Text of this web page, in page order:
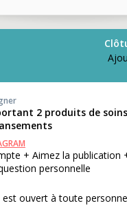
2 produits de
+ Aimez la publication
personnelle
est ouvert à toute